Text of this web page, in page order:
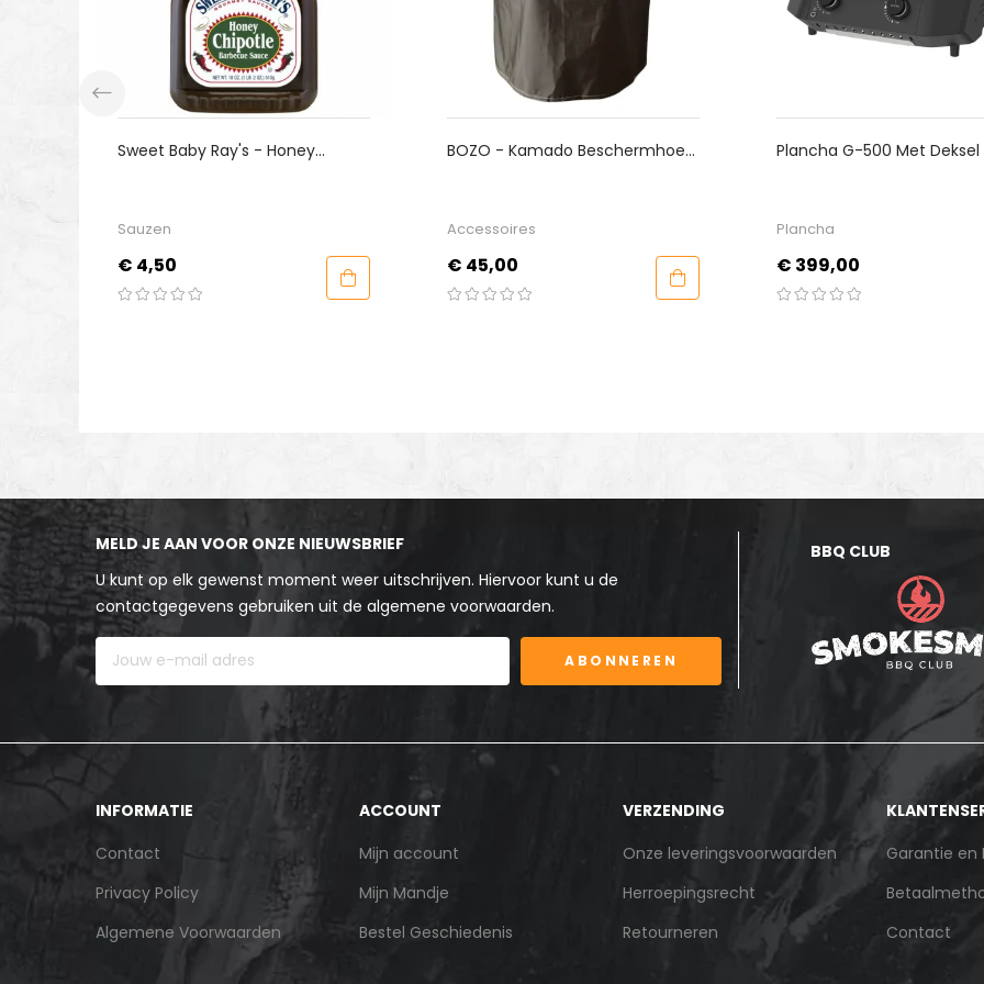
Baby Ray's - Honey
BOZO - Kamado Beschermhoes
Prijs
€ 45,00
Plancha G-500 Met Deksel En 2
Prijs
€ 399,00
MELD JE AAN VOOR ONZE NIEUWSBRIEF
U kunt op elk gewenst moment weer uitschrijven. Hiervoor kunt u de
contactgegevens gebruiken uit de algemene voorwaarden.
ABONNEREN
BBQ CLUB
INFORMATIE
Contact
Privacy Policy
Algemene Voorwaarden
ACCOUNT
Mijn account
Mijn Mandje
Bestel Geschiedenis
VERZENDING
Onze leveringsvoorwaarden
Herroepingsrecht
Retourneren
Garantie en
Contact